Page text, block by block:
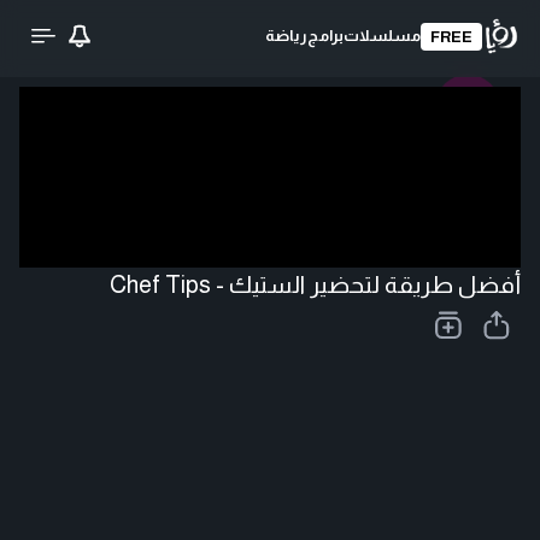
FREE مسلسلاتبرامج رياضة
أفضل طريقة لتحضير الستيك - Chef Tips